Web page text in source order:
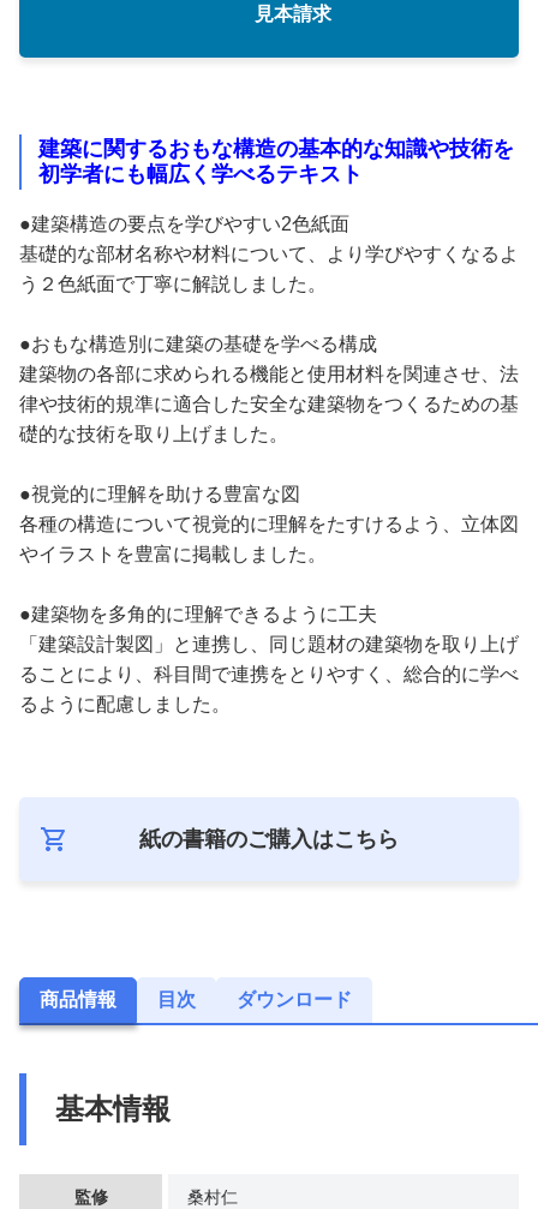
見本請求
建築に関するおもな構造の基本的な知識や技術を
初学者にも幅広く学べるテキスト
●建築構造の要点を学びやすい2色紙面
基礎的な部材名称や材料について、より学びやすくなるよ
う２色紙面で丁寧に解説しました。
●おもな構造別に建築の基礎を学べる構成
建築物の各部に求められる機能と使用材料を関連させ、法
律や技術的規準に適合した安全な建築物をつくるための基
礎的な技術を取り上げました。
●視覚的に理解を助ける豊富な図
各種の構造について視覚的に理解をたすけるよう、立体図
やイラストを豊富に掲載しました。
●建築物を多角的に理解できるように工夫
「建築設計製図」と連携し、同じ題材の建築物を取り上げ
ることにより、科目間で連携をとりやすく、総合的に学べ
るように配慮しました。
紙の書籍のご購入はこちら
商品情報 目次 ダウンロード
基本情報
監修 桑村仁